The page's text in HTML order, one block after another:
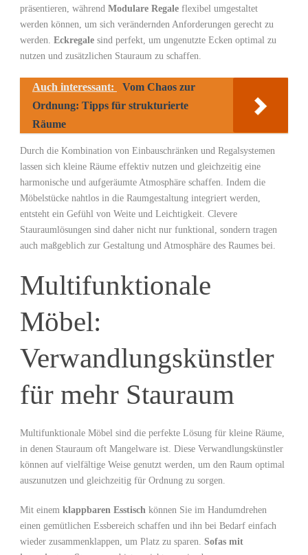
präsentieren, während Modulare Regale flexibel umgestaltet
werden können, um sich verändernden Anforderungen gerecht zu
werden. Eckregale sind ⁤perfekt, um ungenutzte Ecken optimal zu
nutzen und zusätzlichen Stauraum ⁢zu schaffen.
Auch interessant:
Vom Chaos zur
Ordnung: Tipps für strukturierte
Räume
Durch die Kombination von Einbauschränken und Regalsystemen
lassen sich kleine Räume effektiv nutzen ⁣und gleichzeitig eine
harmonische und aufgeräumte Atmosphäre schaffen. Indem die⁢
Möbelstücke nahtlos in die Raumgestaltung integriert werden,
entsteht ein Gefühl von Weite und Leichtigkeit. Clevere
Stauraumlösungen ⁢sind daher nicht nur funktional, sondern tragen
auch maßgeblich zur Gestaltung und Atmosphäre des Raumes bei.
Multifunktionale
Möbel:
Verwandlungskünstler
für mehr Stauraum
Multifunktionale Möbel sind die perfekte Lösung für kleine Räume,‌
in denen Stauraum oft Mangelware ist. Diese Verwandlungskünstler
⁣können auf vielfältige Weise genutzt werden, um⁢ den Raum optimal
auszunutzen und gleichzeitig für Ordnung zu sorgen.
Mit einem klappbaren Esstisch ‌können Sie im Handumdrehen
einen gemütlichen Essbereich schaffen und ihn bei Bedarf ‌einfach
wieder zusammenklappen, um Platz zu sparen. Sofas mit